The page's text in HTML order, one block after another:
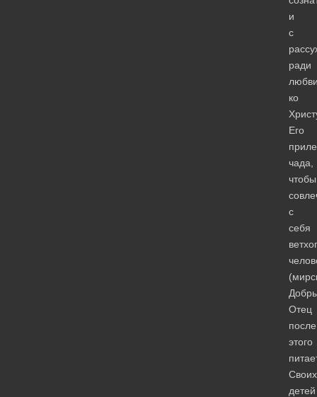
и
с
ради
ко
Его
чада,
чтобы
с
себя
Отец
после
этого
Своих
детей